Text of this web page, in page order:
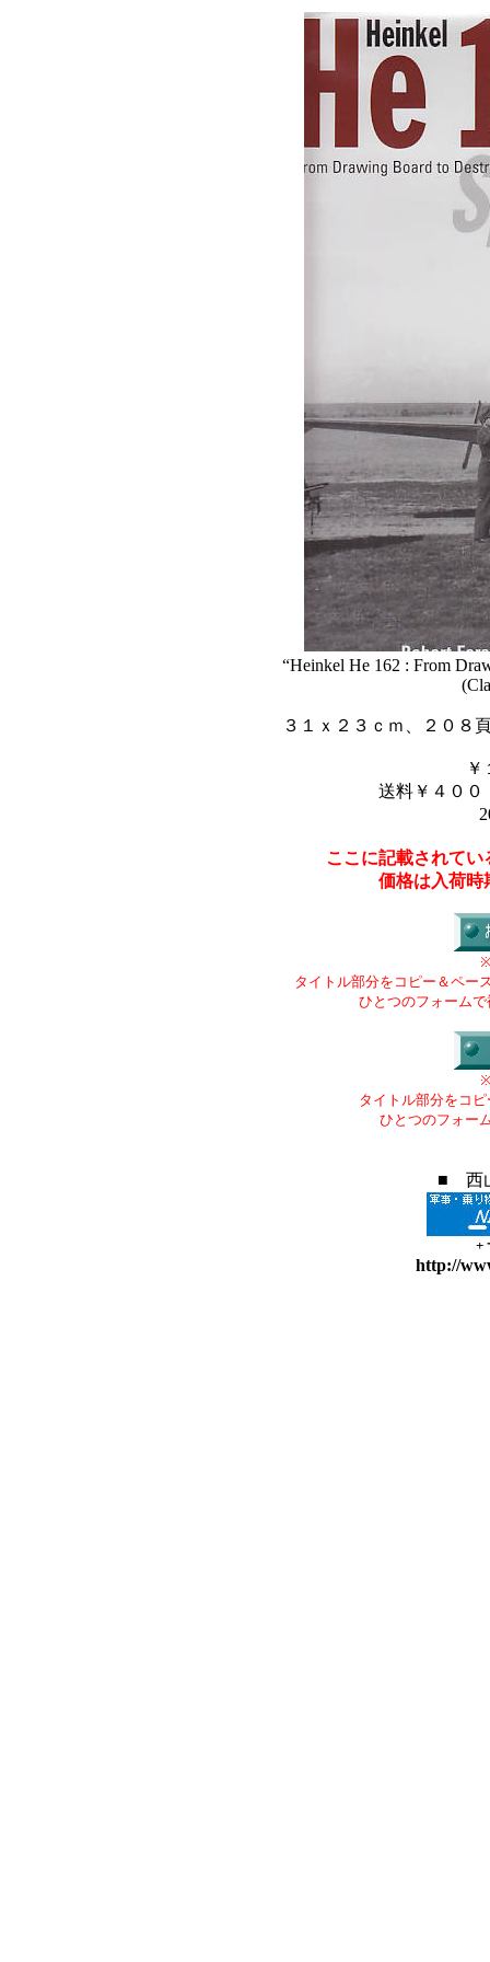
“Heinkel He 162 : From
３１ｘ２３ｃｍ、２０８
送料￥４００
ここに記載されて
価格は入荷時
タイトル部分をコピー＆ペー
ひとつのフォーム
タイトル部分をコ
ひとつのフォー
■ 西
+
http://